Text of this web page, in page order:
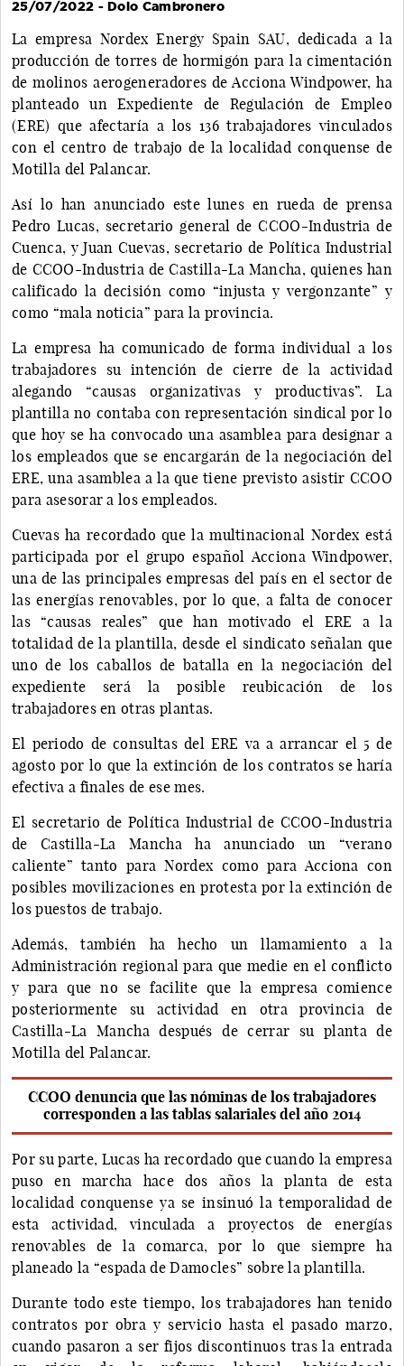
25/07/2022 - Dolo Cambronero
La empresa Nordex Energy Spain SAU, dedicada a la
producción de torres de hormigón para la cimentación
de molinos aerogeneradores de Acciona Windpower, ha
planteado un Expediente de Regulación de Empleo
(ERE) que afectaría a los 136 trabajadores vinculados
con el centro de trabajo de la localidad conquense de
Motilla del Palancar.
Así lo han anunciado este lunes en rueda de prensa
Pedro Lucas, secretario general de CCOO-Industria de
Cuenca, y Juan Cuevas, secretario de Política Industrial
de CCOO-Industria de Castilla-La Mancha, quienes han
calificado la decisión como “injusta y vergonzante” y
como “mala noticia” para la provincia.
La empresa ha comunicado de forma individual a los
trabajadores su intención de cierre de la actividad
alegando “causas organizativas y productivas”. La
plantilla no contaba con representación sindical por lo
que hoy se ha convocado una asamblea para designar a
los empleados que se encargarán de la negociación del
ERE, una asamblea a la que tiene previsto asistir CCOO
para asesorar a los empleados.
Cuevas ha recordado que la multinacional Nordex está
participada por el grupo español Acciona Windpower,
una de las principales empresas del país en el sector de
las energías renovables, por lo que, a falta de conocer
las “causas reales” que han motivado el ERE a la
totalidad de la plantilla, desde el sindicato señalan que
uno de los caballos de batalla en la negociación del
expediente será la posible reubicación de los
trabajadores en otras plantas.
El periodo de consultas del ERE va a arrancar el 5 de
agosto por lo que la extinción de los contratos se haría
efectiva a finales de ese mes.
El secretario de Política Industrial de CCOO-Industria
de Castilla-La Mancha ha anunciado un “verano
caliente” tanto para Nordex como para Acciona con
posibles movilizaciones en protesta por la extinción de
los puestos de trabajo.
Además, también ha hecho un llamamiento a la
Administración regional para que medie en el conflicto
y para que no se facilite que la empresa comience
posteriormente su actividad en otra provincia de
Castilla-La Mancha después de cerrar su planta de
Motilla del Palancar.
CCOO denuncia que las nóminas de los trabajadores
corresponden a las tablas salariales del año 2014
Por su parte, Lucas ha recordado que cuando la empresa
puso en marcha hace dos años la planta de esta
localidad conquense ya se insinuó la temporalidad de
esta actividad, vinculada a proyectos de energías
renovables de la comarca, por lo que siempre ha
planeado la “espada de Damocles” sobre la plantilla.
Durante todo este tiempo, los trabajadores han tenido
contratos por obra y servicio hasta el pasado marzo,
cuando pasaron a ser fijos discontinuos tras la entrada